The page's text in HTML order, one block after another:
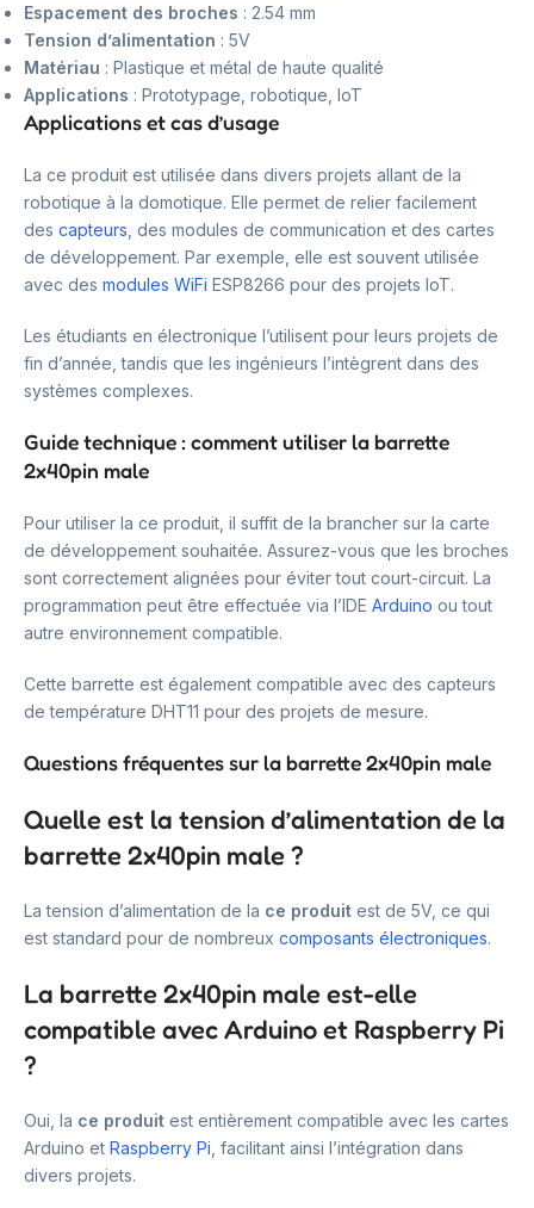
Espacement des broches : 2.54 mm
Tension d’alimentation : 5V
Matériau : Plastique et métal de haute qualité
Applications : Prototypage, robotique, IoT
Applications et cas d’usage
La ce produit est utilisée dans divers projets allant de la
robotique à la domotique. Elle permet de relier facilement
des capteurs , des modules de communication et des cartes
de développement. Par exemple, elle est souvent utilisée
avec des modules WiFi ESP8266 pour des projets IoT.
Les étudiants en électronique l’utilisent pour leurs projets de
fin d’année, tandis que les ingénieurs l’intègrent dans des
systèmes complexes.
Guide technique : comment utiliser la barrette
2x40pin male
Pour utiliser la ce produit, il suffit de la brancher sur la carte
de développement souhaitée. Assurez-vous que les broches
sont correctement alignées pour éviter tout court-circuit. La
programmation peut être effectuée via l’IDE Arduino ou tout
autre environnement compatible.
Cette barrette est également compatible avec des capteurs
de température DHT11 pour des projets de mesure.
Questions fréquentes sur la barrette 2x40pin male
Quelle est la tension d’alimentation de la
barrette 2x40pin male ?
La tension d’alimentation de la ce produit est de 5V, ce qui
est standard pour de nombreux composants électroniques.
La barrette 2x40pin male est-elle
compatible avec Arduino et Raspberry Pi
?
Oui, la ce produit est entièrement compatible avec les cartes
Arduino et Raspberry Pi , facilitant ainsi l’intégration dans
divers projets.